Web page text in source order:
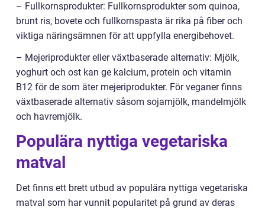
– Fullkornsprodukter: Fullkornsprodukter som quinoa,
brunt ris, bovete och fullkornspasta är rika på fiber och
viktiga näringsämnen för att uppfylla energibehovet.
– Mejeriprodukter eller växtbaserade alternativ: Mjölk,
yoghurt och ost kan ge kalcium, protein och vitamin
B12 för de som äter mejeriprodukter. För veganer finns
växtbaserade alternativ såsom sojamjölk, mandelmjölk
och havremjölk.
Populära nyttiga vegetariska
matval
Det finns ett brett utbud av populära nyttiga vegetariska
matval som har vunnit popularitet på grund av deras